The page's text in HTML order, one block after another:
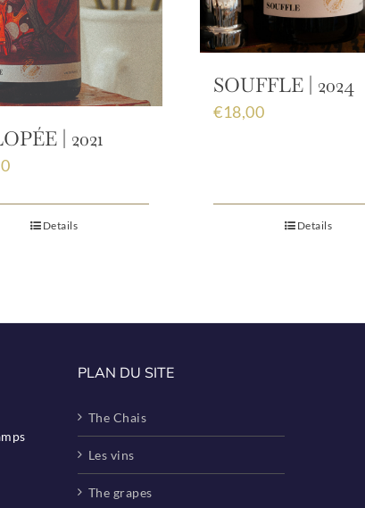
| 2021
Details
SOUFFLE | 2024
€18,00
Details
PLAN DU SITE
The Chais
Les vins
The grapes